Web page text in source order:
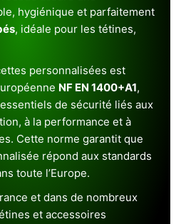
hygiénique et parfaitement
, idéale pour les tétines,
personnalisées est
NF EN 1400+A1,
de sécurité liés aux
à la performance et à
Cette norme garantit que
répond aux standards
toute l’Europe.
et dans de nombreux
et accessoires